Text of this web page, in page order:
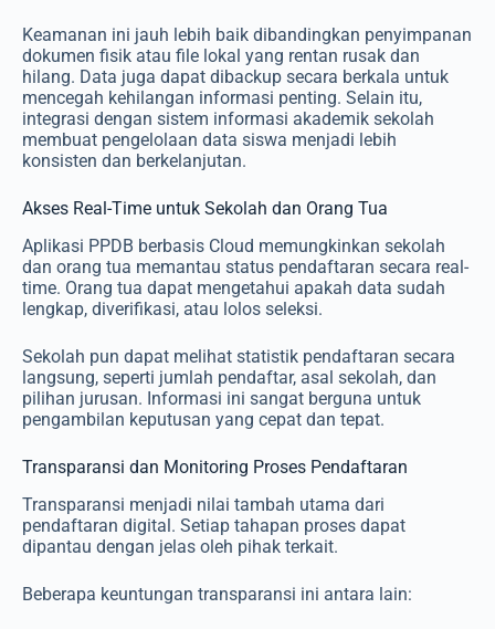
Keamanan ini jauh lebih baik dibandingkan penyimpanan
dokumen fisik atau file lokal yang rentan rusak dan
hilang. Data juga dapat dibackup secara berkala untuk
mencegah kehilangan informasi penting. Selain itu,
integrasi dengan sistem informasi akademik sekolah
membuat pengelolaan data siswa menjadi lebih
konsisten dan berkelanjutan.
Akses Real-Time untuk Sekolah dan Orang Tua
Aplikasi PPDB berbasis Cloud memungkinkan sekolah
dan orang tua memantau status pendaftaran secara real-
time. Orang tua dapat mengetahui apakah data sudah
lengkap, diverifikasi, atau lolos seleksi.
Sekolah pun dapat melihat statistik pendaftaran secara
langsung, seperti jumlah pendaftar, asal sekolah, dan
pilihan jurusan. Informasi ini sangat berguna untuk
pengambilan keputusan yang cepat dan tepat.
Transparansi dan Monitoring Proses Pendaftaran
Transparansi menjadi nilai tambah utama dari
pendaftaran digital. Setiap tahapan proses dapat
dipantau dengan jelas oleh pihak terkait.
Beberapa keuntungan transparansi ini antara lain: